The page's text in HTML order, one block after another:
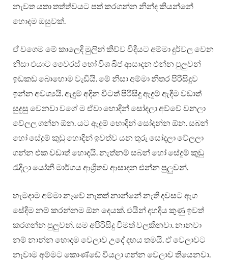
නැවත යතා තත්ත්වයට පත් කරගන්න නින්ද කියන්නේ
හොදම ඔසුවක්.
ඒ වගෙම මේ කාලෙදි මුලින් කිව්ව විදියට අම්මා දුර්වල වෙන
නිසා එයාට වෛරස් හෝ විශ බීජ ආසාදන එන්න පුලු‍වන්
ඉඩකඩ බොහොම වැඩියි. මේ නිසා අම්මා නිතර පිරිසිදුව
ඉන්න අවශ්‍යයි. ඇදුම් අදින විටත් පිරිසිදු ඇදුම් ඇදීම වඩාත්
සුදුසු වෙනවා වගේ ම ඒවා හොදින් සෝදලා අව්වේ වනලා
වේලල ගන්න ඕන. යට ඇදුම් හොදින් සෝදන්න ඕන. සබන්
හෝ සේදුම් කුඩු හොදින් ඉවත්ව යන තුරු සෝදලා වේලලා
ගන්න එක වඩාත් හොදයි. නැත්නම් සබන් හෝ සේදුම් කුඩු
රැදිලා යෝනී මාර්ගය ආශ්‍රිතව ආසාදන එන්න පුලු‍වන්.
හැමදාම අම්මා නෑවේ නැතත් නාන්නේ නැති දවසට ඇග
සේදිම නම් කරන්නම ඕන දෙයක්. එයින් දහදිය කුණු ඉවත්
කරගන්න පුලු‍වන්. සම අපිරිසිදු වීමත් වලකිනවා. නානවා
නම් නාන්න හොදම වෙලාව උදේ දහය තමයි. ඒ වෙලාවට
නෑවාම අම්මට කොණ්ඩේ වියලා ගන්න වෙලාව තියෙනවා.